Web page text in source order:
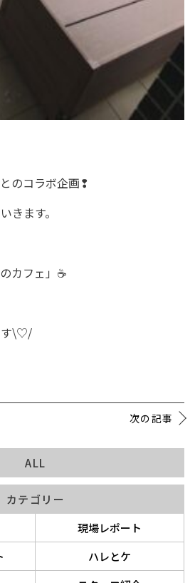
のコラボ企画❢
きます。
カフェ」☕
す\♡/
次の記事
ALL
カテゴリー
現場レポート
ハレとケ